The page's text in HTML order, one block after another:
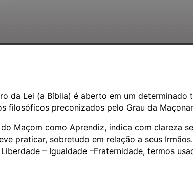
da Lei (a Bíblia) é aberto em um determinado
filosóficos preconizados pelo Grau da
Maçom como Aprendiz, indica com clareza
praticar, sobretudo em relação a seus
– Igualdade –Fraternidade, termos